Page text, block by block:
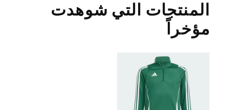
المنتجات التي شوهدت
مؤخراً